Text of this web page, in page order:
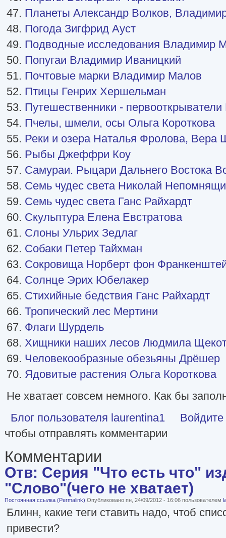
47. Планеты Александр Волков,
48. Погода Зигфрид Ауст
49. Подводные исследования Владимир
50. Попугаи Владимир Иваницкий
51. Почтовые марки Владимир Малов
52. Птицы Генрих Хершельман
53. Путешественники -
54. Пчелы, шмели, осы Ольга Короткова
55. Реки и озера Наталья Фролова, Вера
56. Рыбы Джеффри Коу
57. Самураи. Рыцари Дальнего Востока
58. Семь чудес света Николай
59. Семь чудес света Ганс Райхардт
60. Скульптура Елена Евстратова
61. Слоны Ульрих Зедлаг
62. Собаки Петер Тайхман
63. Сокровища Норберт фон
64. Солнце Эрих Юбелакер
65. Стихийные бедствия Ганс Райхардт
66. Тропический лес Мертини
67. Флаги Шурдель
68. Хищники наших лесов Людмила
69. Человекообразные обезьяны Дрёшер
70. Ядовитые растения Ольга Короткова
Не хватает совсем немного. Как бы
Блог пользователя laurentina1
Войдите
чтобы отправлять комментарии
Комментарии
Отв: Серия "Что есть что"
"Слово"(чего не хватает)
Постоянная ссылка (Permalink) Опубликовано пн, 24/09/2012 - 16:06 пользователем
Блинн, какие теги ставить надо, чтоб
привести?